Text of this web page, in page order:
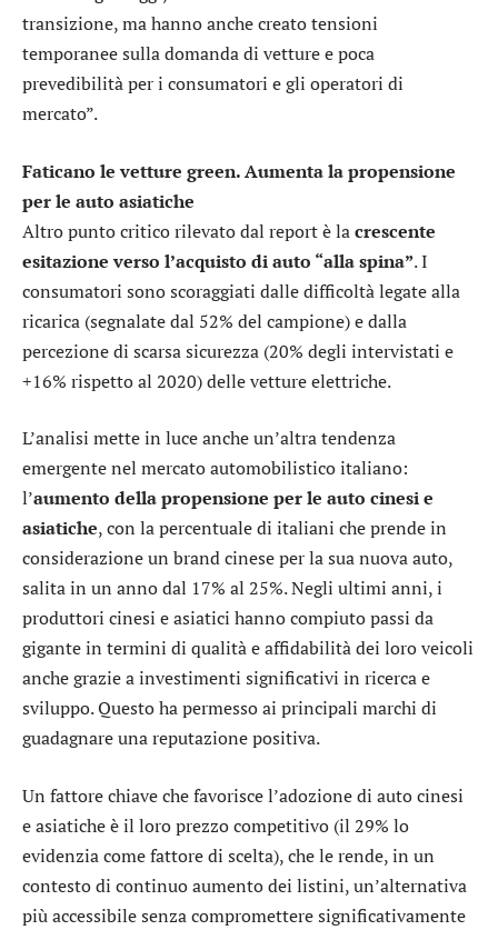
transizione, ma hanno anche creato tensioni
temporanee sulla domanda di vetture e poca
prevedibilità per i consumatori e gli operatori di
mercato”.
Faticano le vetture green. Aumenta la propensione
per le auto asiatiche
Altro punto critico rilevato dal report è lacrescente
esitazione verso l’acquisto di auto “alla spina”. I
consumatori sono scoraggiati dalle difficoltà legate alla
ricarica (segnalate dal 52% del campione) e dalla
percezione di scarsa sicurezza (20% degli intervistati e
+16% rispetto al 2020) delle vetture elettriche.
L’analisi mette in luce anche un’altra tendenza
emergente nel mercato automobilistico italiano:
l’aumento della propensione per le auto cinesi e
asiatiche, con la percentuale di italiani che prende in
considerazione un brand cinese per la sua nuova auto,
salita in un anno dal 17% al 25%. Negli ultimi anni, i
produttori cinesi e asiatici hanno compiuto passi da
gigante in termini di qualità e affidabilità dei loro veicoli
anche grazie a investimenti significativi in ricerca e
sviluppo. Questo ha permesso ai principali marchi di
guadagnare una reputazione positiva.
Un fattore chiave che favorisce l’adozione di auto cinesi
e asiatiche è il loro prezzo competitivo (il 29% lo
evidenzia come fattore di scelta), che le rende, in un
contesto di continuo aumento dei listini, un’alternativa
più accessibile senza compromettere significativamente